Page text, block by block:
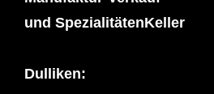
und SpezialitätenKeller
Dulliken: